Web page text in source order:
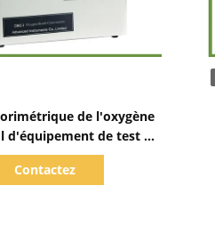
de l'oxygène
d'équipement de test de
de Digital
Contactez